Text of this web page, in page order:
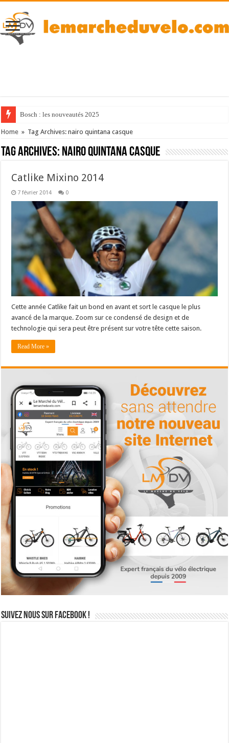
Bosch : les nouveautés 2025
Home » Tag Archives: nairo quintana casque
Tag Archives: nairo quintana casque
Catlike Mixino 2014
7 février 2014 0
Cette année Catlike fait un bond en avant et sort le casque le plus
avancé de la marque. Zoom sur ce condensé de design et de
technologie qui sera peut être présent sur votre tête cette saison.
Read More »
Suivez nous sur Facebook !